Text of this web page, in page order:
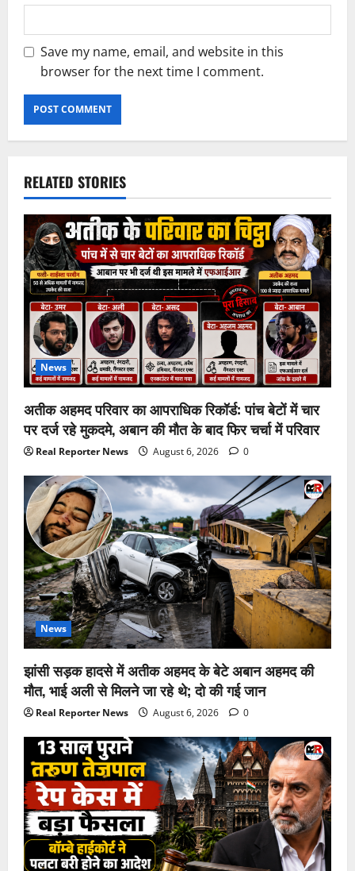
Save my name, email, and website in this
browser for the next time I comment.
RELATED STORIES
News
अतीक अहमद परिवार का आपराधिक रिकॉर्ड: पांच बेटों में चार
पर दर्ज रहे मुकदमे, अबान की मौत के बाद फिर चर्चा में परिवार
Real Reporter News August 6, 2026 0
News
झांसी सड़क हादसे में अतीक अहमद के बेटे अबान अहमद की
मौत, भाई अली से मिलने जा रहे थे; दो की गई जान
Real Reporter News August 6, 2026 0